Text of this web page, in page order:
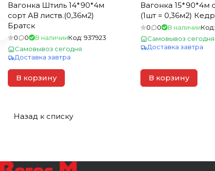
Вагонка Штиль 14*90*4м
сорт АВ листв.(0,36м2)
Братск
0 0 В наличииКод: 937923
Самовывоз сегодня
Доставка завтра
В корзину
Вагонка 15*90*4м сорт С
(1шт = 0,36м2) Кедр
0 0 В наличииКод:
Самовывоз сегодня
Доставка завтра
В корзину
Назад к списку